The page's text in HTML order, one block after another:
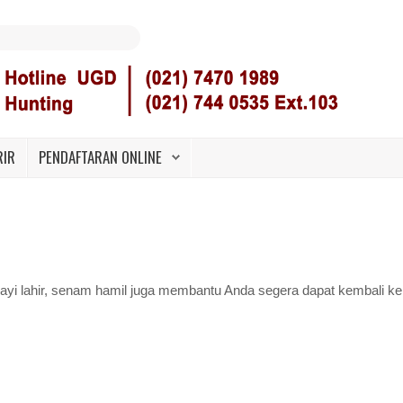
PENDAFTARAN ONLINE
lahir, senam hamil juga membantu Anda segera dapat kembali ke